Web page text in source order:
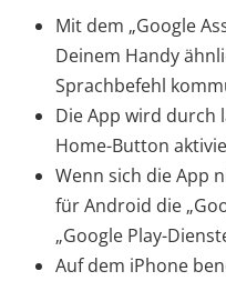
Mit dem „Google
Deinem Handy
Sprachbefehl
Die App wird durch
Home-Button
Wenn sich die App
für Android die
„Google Play-
Auf dem iPhone